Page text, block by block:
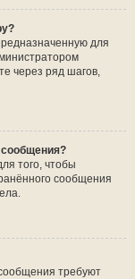
для
через ряд шагов,
сообщения?
того, чтобы
сообщения
требуют